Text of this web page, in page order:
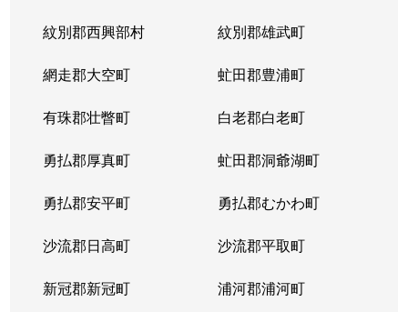
紋別郡西興部村 紋別郡雄武町
網走郡大空町 虻田郡豊浦町
有珠郡壮瞥町 白老郡白老町
勇払郡厚真町 虻田郡洞爺湖町
勇払郡安平町 勇払郡むかわ町
沙流郡日高町 沙流郡平取町
新冠郡新冠町 浦河郡浦河町